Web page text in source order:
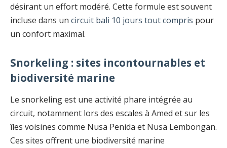
désirant un effort modéré. Cette formule est souvent
incluse dans un circuit bali 10 jours tout compris pour
un confort maximal.
Snorkeling : sites incontournables et
biodiversité marine
Le snorkeling est une activité phare intégrée au
circuit, notamment lors des escales à Amed et sur les
îles voisines comme Nusa Penida et Nusa Lembongan.
Ces sites offrent une biodiversité marine